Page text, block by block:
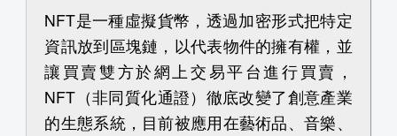
NFT是一種虛擬貨幣，透過加密形式把特定
資訊放到區塊鏈，以代表物件的擁有權，並
讓買賣雙方於網上交易平台進行買賣，
NFT（非同質化通證）徹底改變了創意產業
的生態系統，目前被應用在藝術品、音樂、